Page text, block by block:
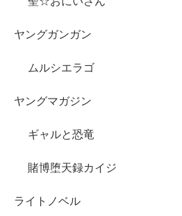
ヤングガンガン
ムルシエラゴ
ヤングマガジン
ギャルと恐竜
賭博堕天録カイジ
ライトノベル